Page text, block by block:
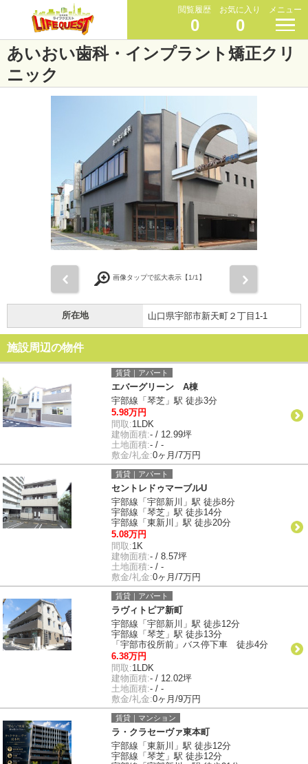
閲覧履歴
0
お気に入り
0
メニュー
あいおい歯科・インプラント矯正クリ
ニック
画像タップで拡大表示【1/1】
所在地 山口県宇部市新天町２丁目1-1
施設周辺の物件
賃貸｜アパート
エバーグリーン A棟
宇部線「琴芝」駅 徒歩3分
5.98万円
間取:1LDK
建物面積:- / 12.99坪
土地面積:- / -
敷金/礼金:0ヶ月/7万円
賃貸｜アパート
セントレドゥマーブルU
宇部線「宇部新川」駅 徒歩8分
宇部線「琴芝」駅 徒歩14分
宇部線「東新川」駅 徒歩20分
5.08万円
間取:1K
建物面積:- / 8.57坪
土地面積:- / -
敷金/礼金:0ヶ月/7万円
賃貸｜アパート
ラヴィトピア新町
宇部線「宇部新川」駅 徒歩12分
宇部線「琴芝」駅 徒歩13分
「宇部市役所前」バス停下車 徒歩4分
6.38万円
間取:1LDK
建物面積:- / 12.02坪
土地面積:- / -
敷金/礼金:0ヶ月/9万円
賃貸｜マンション
ラ・クラセーヴァ東本町
宇部線「東新川」駅 徒歩12分
宇部線「琴芝」駅 徒歩12分